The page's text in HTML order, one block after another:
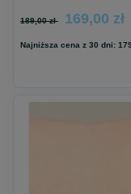
189,00 zł 169,00 zł
Najniższa cena z 30 dni: